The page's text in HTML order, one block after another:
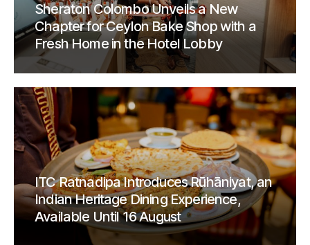
Sheraton Colombo Unveils a New
Chapter for Ceylon Bake Shop with a
Fresh Home in the Hotel Lobby
ITC Ratnadipa Introduces Rūhāniyat, an
Indian Heritage Dining Experience,
Available Until 16 August